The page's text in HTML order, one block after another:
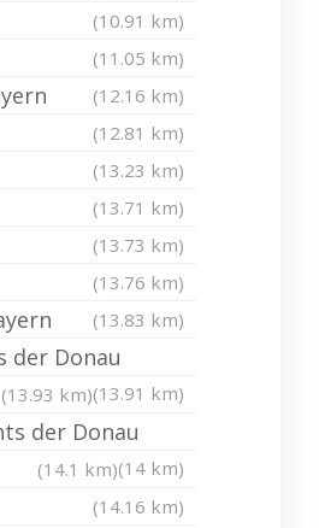
(10.91 km)
(11.05 km)
(12.16 km)
(12.81 km)
(13.23 km)
(13.71 km)
(13.73 km)
(13.76 km)
(13.83 km)
der Donau
(13.91 km)
(13.93 km)
der Donau
(14 km)
(14.1 km)
(14.16 km)